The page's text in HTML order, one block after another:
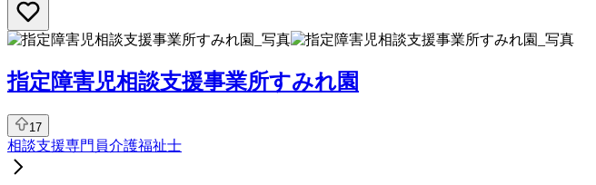
指定障害児相談支援事業所すみれ園
17
相談支援専門員介護福祉士